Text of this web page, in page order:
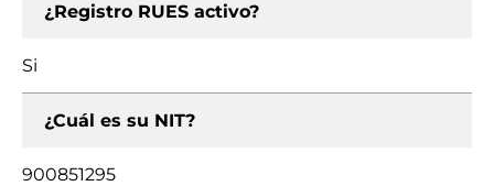
¿Registro RUES activo?
Si
¿Cuál es su NIT?
900851295